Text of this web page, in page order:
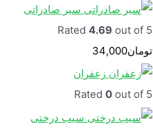
سیر صادراتی
Rated 4.69 out of 5
تومان34,000
زعفران
Rated 0 out of 5
سیب درختی